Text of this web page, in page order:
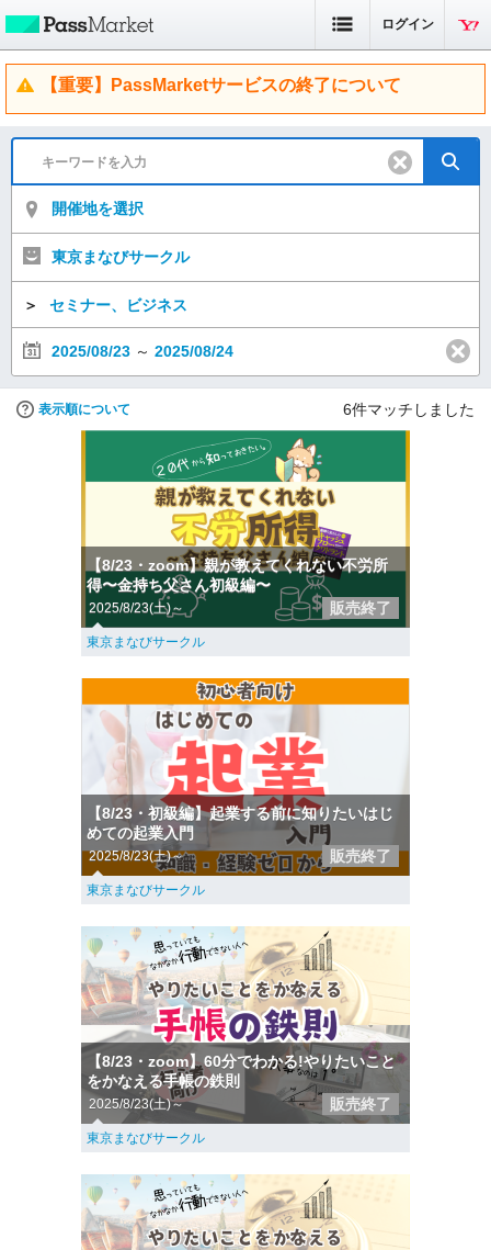
ログイン
【重要】PassMarketサービスの終了について
開催地を選択
東京まなびサークル
＞ セミナー、ビジネス
2025/08/23 ～ 2025/08/24
表示順について 6件マッチしました
【8/23・zoom】親が教えてくれない不労所
得〜金持ち父さん初級編〜
2025/8/23(土)～ 販売終了
東京まなびサークル
【8/23・初級編】起業する前に知りたいはじ
めての起業入門
2025/8/23(土)～ 販売終了
東京まなびサークル
【8/23・zoom】60分でわかる!やりたいこと
をかなえる手帳の鉄則
2025/8/23(土)～ 販売終了
東京まなびサークル